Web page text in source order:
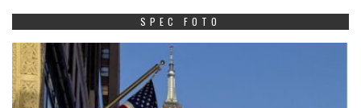
SPEC FOTO